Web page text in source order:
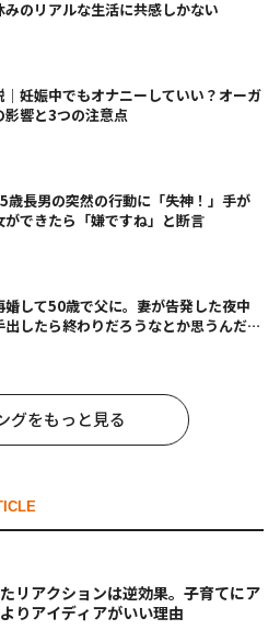
みのリアルな生活に共感しかない
妊娠中でもオナニーしていい？オーガ
影響と3つの注意点
歳長男の突然の行動に「失神！」手が
できたら「嫌ですね」と断言
婚して50歳で父に。妻が告発した夜中
出したら終わりだろうなとか思うんだけ
グをもっと見る
リアクションは逆効果。子育てにア
りアイディアがいい理由